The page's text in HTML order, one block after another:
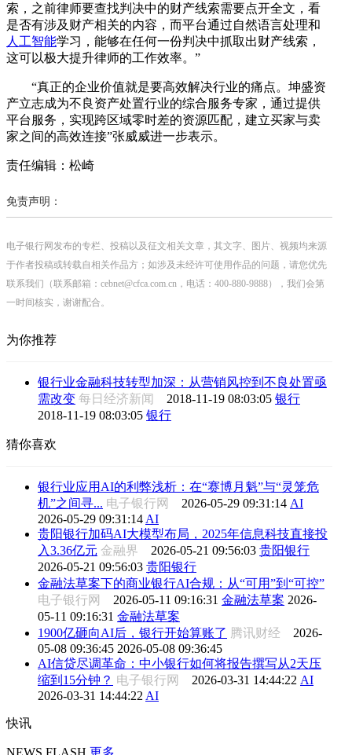
索，之前律师要查找判决中的财产线索需要点开全文，看
是否有涉及财产相关的内容，而平台通过自然语言处理和
人工智能学习，能够在任何一份判决中抓取出财产线索，
这可以极大提升律师的工作效率。”
“真正的企业价值就是要高效解决行业的痛点。坤盛资
产立志成为不良资产处置行业的综合服务专家，通过提供
平台服务，实现跨区域零时差的资源匹配，建立买家与卖
家之间的高效连接”张威威进一步表示。
责任编辑：松崎
免责声明：
电子银行网发布的专栏、投稿以及征文相关文章，其文字、图片、视频均来源
于作者投稿或转载自相关作品方；如涉及未经许可使用作品的问题，请您优先
联系我们（联系邮箱：cebnet@cfca.com.cn，电话：400-880-9888），我们会第
一时间核实，谢谢配合。
为你推荐
银行业金融科技转型加深：从营销风控到不良处置亟
需改变 每日经济新闻 2018-11-19 08:03:05 银行
2018-11-19 08:03:05 银行
猜你喜欢
银行业应用AI的利弊浅析：在“赛博月魁”与“灵笼危
机”之间寻... 电子银行网 2026-05-29 09:31:14 AI
2026-05-29 09:31:14 AI
贵阳银行加码AI大模型布局，2025年信息科技直接投
入3.36亿元 金融界 2026-05-21 09:56:03 贵阳银行
2026-05-21 09:56:03 贵阳银行
金融法草案下的商业银行AI合规：从“可用”到“可控”
电子银行网 2026-05-11 09:16:31 金融法草案 2026-
05-11 09:16:31 金融法草案
1900亿砸向AI后，银行开始算账了 腾讯财经 2026-
05-08 09:36:45 2026-05-08 09:36:45
AI信贷尽调革命：中小银行如何将报告撰写从2天压
缩到15分钟？ 电子银行网 2026-03-31 14:44:22 AI
2026-03-31 14:44:22 AI
快讯
NEWS FLASH 更多